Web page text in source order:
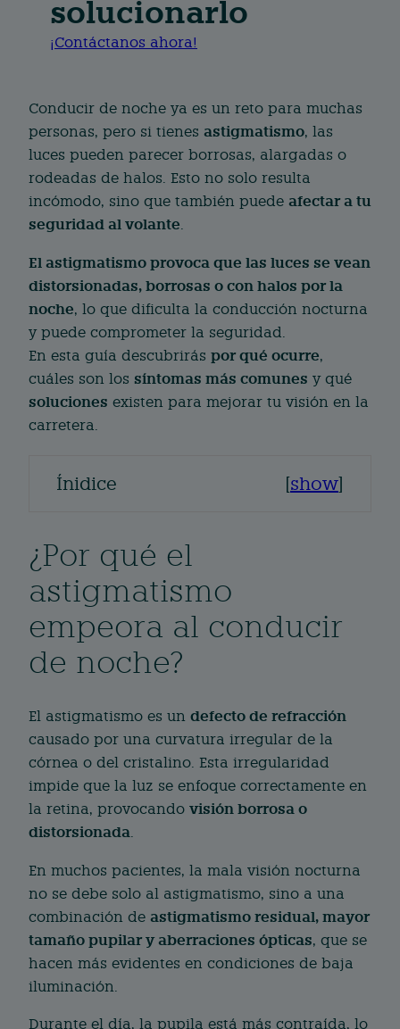
solucionarlo
¡Contáctanos ahora!
Conducir de noche ya es un reto para muchas
personas, pero si tienes astigmatismo, las
luces pueden parecer borrosas, alargadas o
rodeadas de halos. Esto no solo resulta
incómodo, sino que también puede afectar a tu
seguridad al volante.
El astigmatismo provoca que las luces se vean
distorsionadas, borrosas o con halos por la
noche, lo que dificulta la conducción nocturna
y puede comprometer la seguridad.
En esta guía descubrirás por qué ocurre,
cuáles son los síntomas más comunes y qué
soluciones existen para mejorar tu visión en la
carretera.
Ínidice [show]
¿Por qué el
astigmatismo
empeora al conducir
de noche?
El astigmatismo es un defecto de refracción
causado por una curvatura irregular de la
córnea o del cristalino. Esta irregularidad
impide que la luz se enfoque correctamente en
la retina, provocando visión borrosa o
distorsionada.
En muchos pacientes, la mala visión nocturna
no se debe solo al astigmatismo, sino a una
combinación de astigmatismo residual, mayor
tamaño pupilar y aberraciones ópticas, que se
hacen más evidentes en condiciones de baja
iluminación.
Durante el día, la pupila está más contraída, lo